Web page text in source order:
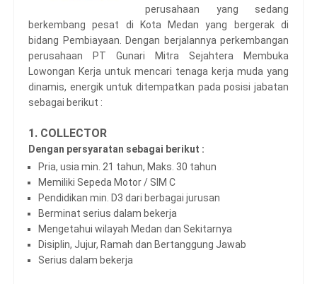
perusahaan yang sedang
berkembang pesat di Kota Medan yang bergerak di
bidang Pembiayaan. Dengan berjalannya perkembangan
perusahaan PT Gunari Mitra Sejahtera Membuka
Lowongan Kerja untuk mencari tenaga kerja muda yang
dinamis, energik untuk ditempatkan pada posisi jabatan
sebagai berikut :
1. COLLECTOR
Dengan persyaratan sebagai berikut :
Pria, usia min. 21 tahun, Maks. 30 tahun
Memiliki Sepeda Motor / SIM C
Pendidikan min. D3 dari berbagai jurusan
Berminat serius dalam bekerja
Mengetahui wilayah Medan dan Sekitarnya
Disiplin, Jujur, Ramah dan Bertanggung Jawab
Serius dalam bekerja